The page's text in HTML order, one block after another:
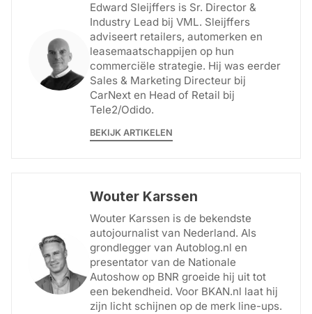
Edward Sleijffers is Sr. Director &
Industry Lead bij VML. Sleijffers
adviseert retailers, automerken en
leasemaatschappijen op hun
commerciële strategie. Hij was eerder
Sales & Marketing Directeur bij
CarNext en Head of Retail bij
Tele2/Odido.
BEKIJK ARTIKELEN
Wouter Karssen
Wouter Karssen is de bekendste
autojournalist van Nederland. Als
grondlegger van Autoblog.nl en
presentator van de Nationale
Autoshow op BNR groeide hij uit tot
een bekendheid. Voor BKAN.nl laat hij
zijn licht schijnen op de merk line-ups.